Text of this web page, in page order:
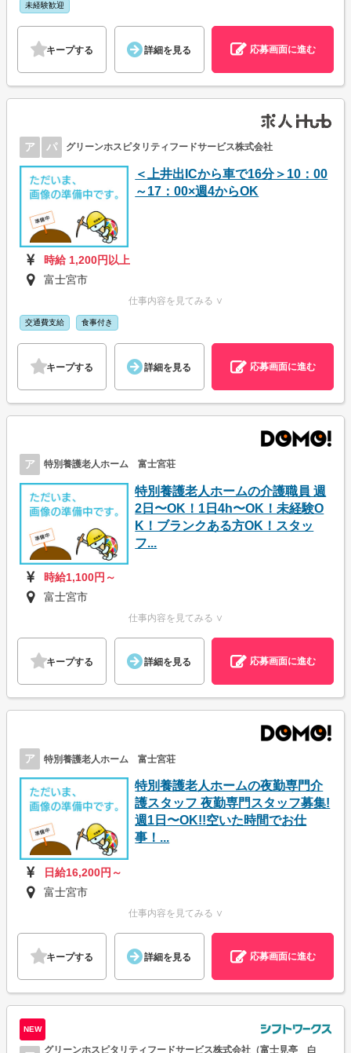
未経験歓迎
キープする 詳細を見る 応募画面に進む
ア パ グリーンホスピタリティフードサービス株式会社
＜上井出ICから車で16分＞10：00
～17：00×週4からOK
時給 1,200円以上
富士宮市
仕事内容を見てみる ∨
交通費支給 食事付き
キープする 詳細を見る 応募画面に進む
ア 特別養護老人ホーム 富士宮荘
特別養護老人ホームの介護職員 週
2日〜OK！1日4h〜OK！未経験O
K！ブランクある方OK！スタッ
フ...
時給1,100円～
富士宮市
仕事内容を見てみる ∨
キープする 詳細を見る 応募画面に進む
ア 特別養護老人ホーム 富士宮荘
特別養護老人ホームの夜勤専門介
護スタッフ 夜勤専門スタッフ募集!
週1日〜OK!!空いた時間でお仕
事！...
日給16,200円～
富士宮市
仕事内容を見てみる ∨
キープする 詳細を見る 応募画面に進む
NEW
グリーンホスピタリティフードサービス株式会社（富士見亭 白